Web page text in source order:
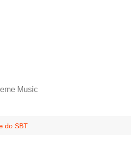
Music
do SBT